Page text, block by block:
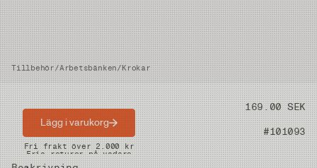
Tillbehör/Arbetsbänken/Krokar
Pris 169.00 SEK
Artikelnummer #101093
Lägg i varukorg
Snabba leveranser
Fri frakt över 2.000 kr
Fria returer på vadare